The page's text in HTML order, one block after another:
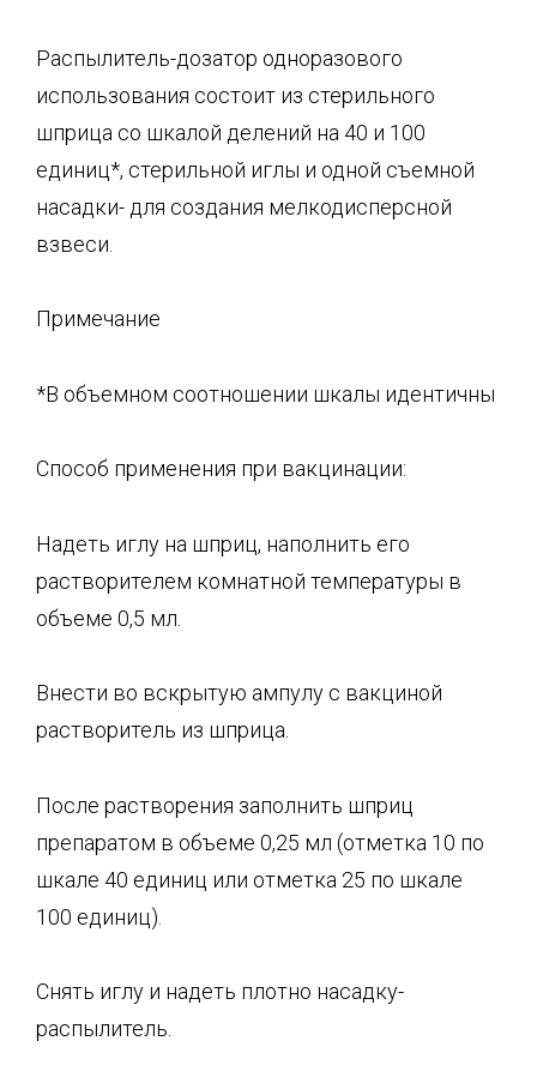
Распылитель-дозатор одноразового
использования состоит из стерильного
шприца со шкалой делений на 40 и 100
единиц*, стерильной иглы и одной съемной
насадки- для создания мелкодисперсной
взвеси.
Примечание
*В объемном соотношении шкалы идентичны
Способ применения при вакцинации:
Надеть иглу на шприц, наполнить его
растворителем комнатной температуры в
объеме 0,5 мл.
Внести во вскрытую ампулу с вакциной
растворитель из шприца.
После растворения заполнить шприц
препаратом в объеме 0,25 мл (отметка 10 по
шкале 40 единиц или отметка 25 по шкале
100 единиц).
Снять иглу и надеть плотно насадку-
распылитель.